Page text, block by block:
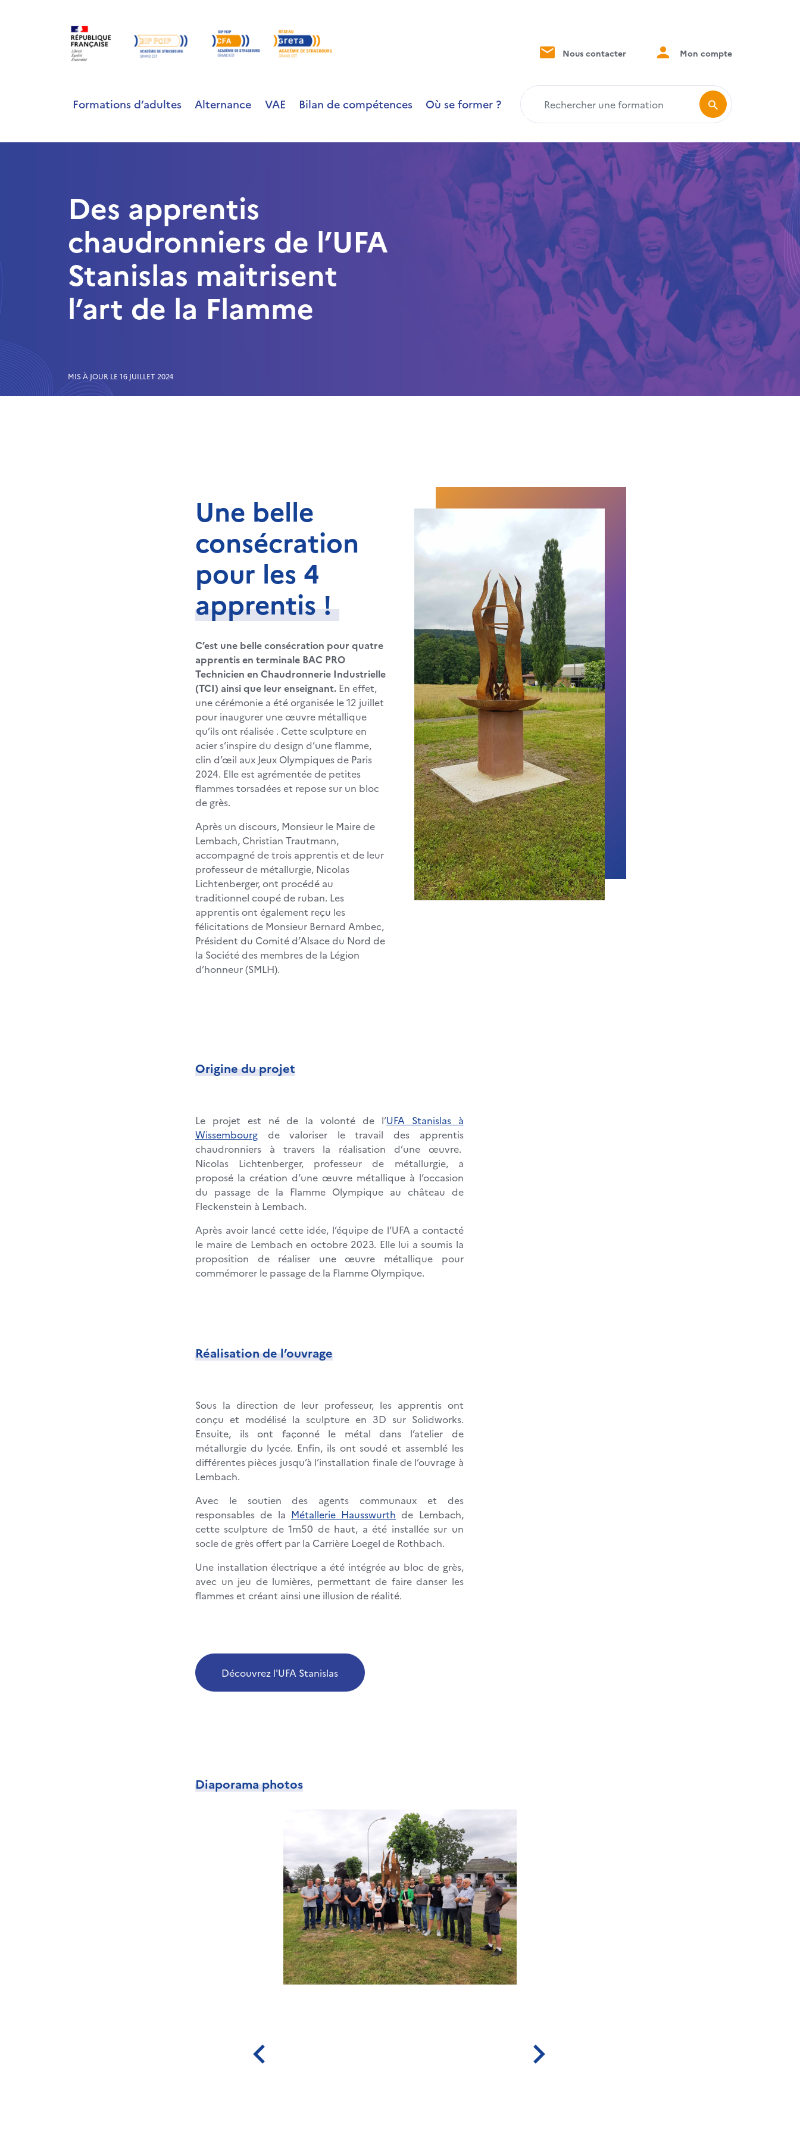
Nous contacter Mon compte
Formations d’adultes Alternance VAE Bilan de compétences Où se former ?
Des apprentis
chaudronniers de l’UFA
Stanislas maitrisent
l’art de la Flamme
MIS À JOUR LE 16 JUILLET 2024
Une belle
consécration
pour les 4
apprentis !
C’est une belle consécration pour quatre
apprentis en terminale BAC PRO
Technicien en Chaudronnerie Industrielle
(TCI) ainsi que leur enseignant. En effet,
une cérémonie a été organisée le 12 juillet
pour inaugurer une œuvre métallique
qu’ils ont réalisée . Cette sculpture en
acier s’inspire du design d’une flamme,
clin d’œil aux Jeux Olympiques de Paris
2024. Elle est agrémentée de petites
flammes torsadées et repose sur un bloc
de grès.
Après un discours, Monsieur le Maire de
Lembach, Christian Trautmann,
accompagné de trois apprentis et de leur
professeur de métallurgie, Nicolas
Lichtenberger, ont procédé au
traditionnel coupé de ruban. Les
apprentis ont également reçu les
félicitations de Monsieur Bernard Ambec,
Président du Comité d’Alsace du Nord de
la Société des membres de la Légion
d’honneur (SMLH).
Origine du projet
Le projet est né de la volonté de l’UFA Stanislas à
Wissembourg de valoriser le travail des apprentis
chaudronniers à travers la réalisation d’une œuvre.
Nicolas Lichtenberger, professeur de métallurgie, a
proposé la création d’une œuvre métallique à l’occasion
du passage de la Flamme Olympique au château de
Fleckenstein à Lembach.
Après avoir lancé cette idée, l’équipe de l’UFA a contacté
le maire de Lembach en octobre 2023. Elle lui a soumis la
proposition de réaliser une œuvre métallique pour
commémorer le passage de la Flamme Olympique.
Réalisation de l’ouvrage
Sous la direction de leur professeur, les apprentis ont
conçu et modélisé la sculpture en 3D sur Solidworks.
Ensuite, ils ont façonné le métal dans l’atelier de
métallurgie du lycée. Enfin, ils ont soudé et assemblé les
différentes pièces jusqu’à l’installation finale de l’ouvrage à
Lembach.
Avec le soutien des agents communaux et des
responsables de la Métallerie Hausswurth de Lembach,
cette sculpture de 1m50 de haut, a été installée sur un
socle de grès offert par la Carrière Loegel de Rothbach.
Une installation électrique a été intégrée au bloc de grès,
avec un jeu de lumières, permettant de faire danser les
flammes et créant ainsi une illusion de réalité.
Découvrez l'UFA Stanislas
Diaporama photos